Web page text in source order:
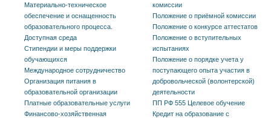
Материально-техническое
обеспечение и оснащенность
образовательного процесса.
Доступная среда
Стипендии и меры поддержки
обучающихся
Международное сотрудничество
Организация питания в
образовательной организации
Платные образовательные услуги
Финансово-хозяйственная
комиссии
Положение о приёмной комиссии
Положение о конкурсе аттестатов
Положение о вступительных
испытаниях
Положение о порядке учета у
поступающего опыта участия в
добровольческой (волонтерской)
деятельности
ПП РФ 555 Целевое обучение
Кредит на образование с